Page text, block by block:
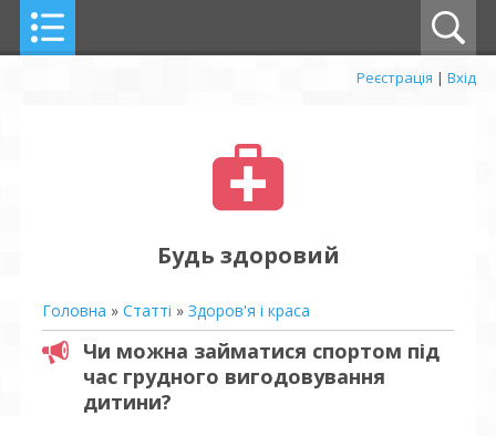
Реєстрація | Вхід
Будь здоровий
Головна » Статті » Здоров'я і краса
Чи можна займатися спортом під
час грудного вигодовування
дитини?